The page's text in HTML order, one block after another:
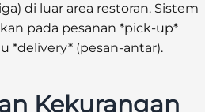
di luar area restoran. Sistem
pada pesanan *pick-up*
*delivery* (pesan-antar).
Kekurangan